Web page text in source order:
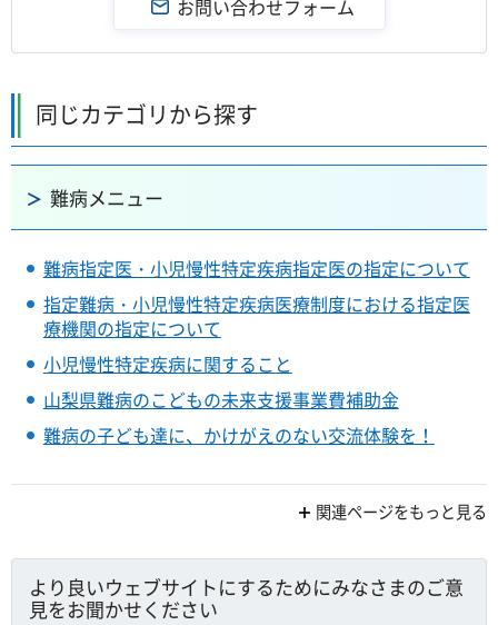
同じカテゴリから探す
難病メニュー
難病指定医・小児慢性特定疾病指定医の指定について
指定難病・小児慢性特定疾病医療制度における指定医
療機関の指定について
小児慢性特定疾病に関すること
山梨県難病のこどもの未来支援事業費補助金
難病の子ども達に、かけがえのない交流体験を！
関連ページをもっと見る
より良いウェブサイトにするためにみなさまのご意
見をお聞かせください